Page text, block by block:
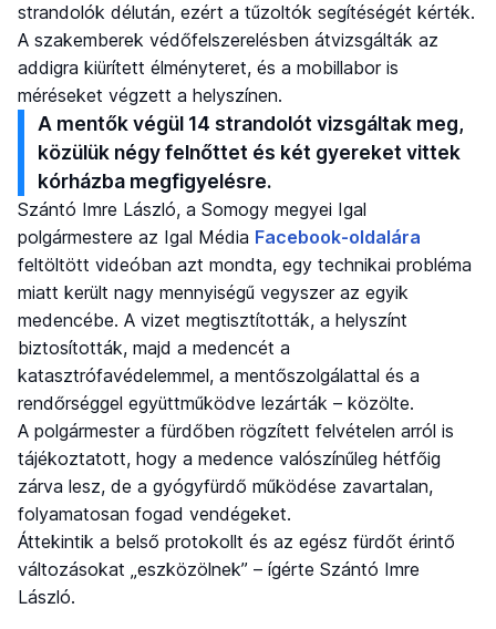
strandolók délután, ezért a tűzoltók segítéségét kérték.
A szakemberek védőfelszerelésben átvizsgálták az
addigra kiürített élményteret, és a mobillabor is
méréseket végzett a helyszínen.
A mentők végül 14 strandolót vizsgáltak meg,
közülük négy felnőttet és két gyereket vittek
kórházba megfigyelésre.
Szántó Imre László, a Somogy megyei Igal
polgármestere az Igal Média Facebook-oldalára
feltöltött videóban azt mondta, egy technikai probléma
miatt került nagy mennyiségű vegyszer az egyik
medencébe. A vizet megtisztították, a helyszínt
biztosították, majd a medencét a
katasztrófavédelemmel, a mentőszolgálattal és a
rendőrséggel együttműködve lezárták – közölte.
A polgármester a fürdőben rögzített felvételen arról is
tájékoztatott, hogy a medence valószínűleg hétfőig
zárva lesz, de a gyógyfürdő működése zavartalan,
folyamatosan fogad vendégeket.
Áttekintik a belső protokollt és az egész fürdőt érintő
változásokat „eszközölnek” – ígérte Szántó Imre
László.